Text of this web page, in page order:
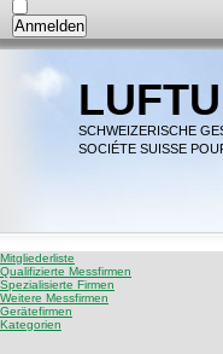
Anmelden
SCHWEIZERISCHE
SOCIÉTE SUISSE
Mitgliederliste
Qualifizierte Messfirmen
Spezialisierte Firmen
Weitere Messfirmen
Gerätefirmen
Kategorien